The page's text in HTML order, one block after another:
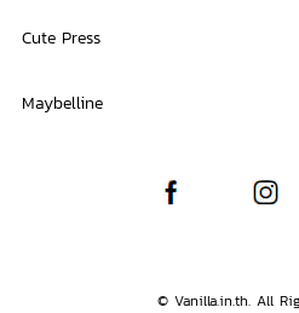
Cute Press
Maybelline
© Vanilla.in.th. All